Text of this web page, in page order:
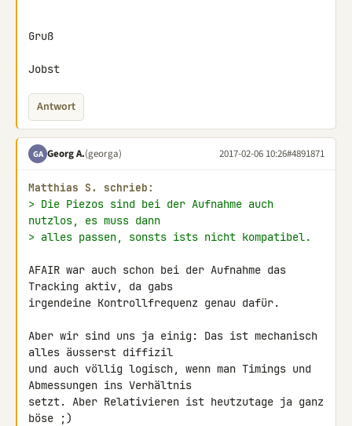
Gruß
Jobst
Antwort
GA Georg A.(georga) 2017-02-06 10:26#4891871
Matthias S. schrieb:
> Die Piezos sind bei der Aufnahme auch
nutzlos, es muss dann
> alles passen, sonsts ists nicht kompatibel.
AFAIR war auch schon bei der Aufnahme das
Tracking aktiv, da gabs
irgendeine Kontrollfrequenz genau dafür.
Aber wir sind uns ja einig: Das ist mechanisch
alles äusserst diffizil
und auch völlig logisch, wenn man Timings und
Abmessungen ins Verhältnis
setzt. Aber Relativieren ist heutzutage ja ganz
böse ;)